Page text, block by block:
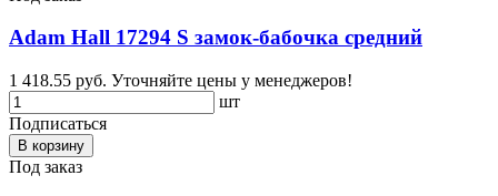
Adam Hall 17294 S замок-бабочка средний
1 418.55 руб. Уточняйте цены у менеджеров!
шт
Подписаться
В корзину
Под заказ